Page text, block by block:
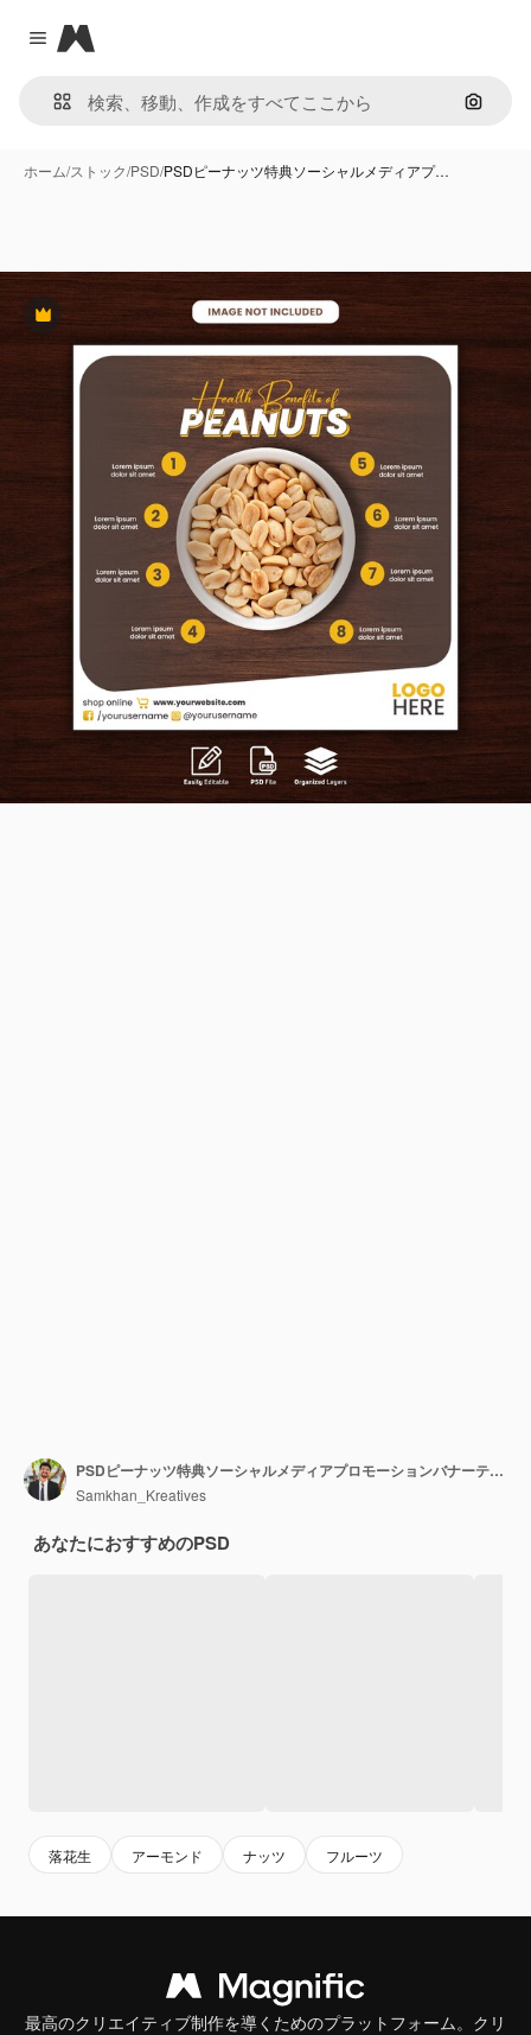
Close menu
Magnific
画像で
ホーム/ストック/PSD/PSDピーナッツ特典ソーシャルメディアプ…
Premium
PSDピーナッツ特典ソーシャルメディアプロモーションバナーテンプレート
Samkhan_Kreatives
あなたにおすすめのPSD
落花生 アーモンド ナッツ フルーツ
最高のクリエイティブ制作を導くためのプラットフォーム。クリ